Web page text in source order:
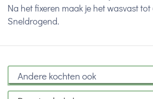
Na het fixeren maak je het wasvast tot
Sneldrogend.
Andere kochten ook